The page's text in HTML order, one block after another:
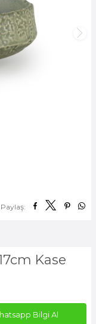
Paylaş:
Kase
Bilgi Al